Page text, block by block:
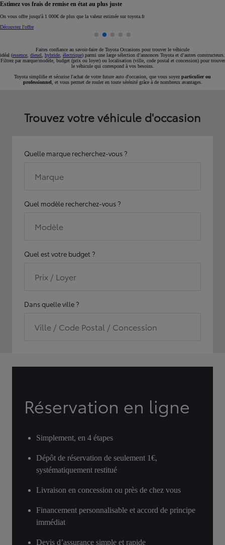
Réservez en ligne votre occasion pour 1€ seulement
Réservez en ligne
Faites confiance au savoir-faire de Toyota Occasions pour trouver le véhicule
idéal (essence diesel hybride électrique) parmi une large sélection d’annonces Toyota et d’autres constructeurs.
Filtrez par marque/modèle, budget (prix ou loyer) ou localisation (ville, code postal et concession) pour trouver
le véhicule qui correspond à vos besoins.
Toyota simplifie et sécurise l'achat de votre future auto d'occasion, que vous soyez particulier ou
professionnel , et vous permet de rouler en toute sérénité grâce à de nombreux avantages.
Trouvez votre véhicule d'occasion
Quelle marque recherchez-vous ?
Marque
Quel modèle recherchez-vous ?
Modèle
Quel est votre budget ?
Prix / Loyer
Dans quelle ville ?
Ville / Code Postal / Concession
Réservation en ligne
Simplement, en 4 étapes
Dépôt de réservation de seulement 1€,
systématiquement restitué
Livraison en concession ou près de chez vous
Financement personnalisable et accord de principe
immédiat
Devis d’assurance simple et rapide